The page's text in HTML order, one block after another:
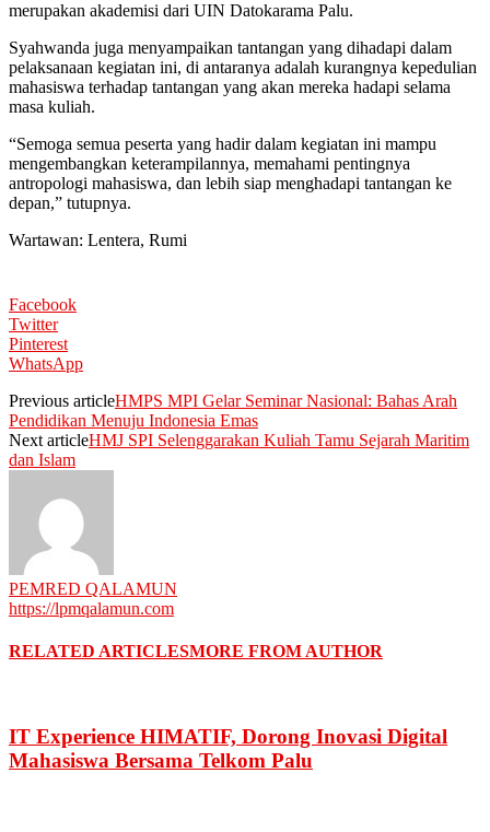
merupakan akademisi dari UIN Datokarama Palu.
Syahwanda juga menyampaikan tantangan yang dihadapi dalam
pelaksanaan kegiatan ini, di antaranya adalah kurangnya kepedulian
mahasiswa terhadap tantangan yang akan mereka hadapi selama
masa kuliah.
“Semoga semua peserta yang hadir dalam kegiatan ini mampu
mengembangkan keterampilannya, memahami pentingnya
antropologi mahasiswa, dan lebih siap menghadapi tantangan ke
depan,” tutupnya.
Wartawan: Lentera, Rumi
Facebook
Twitter
Pinterest
WhatsApp
Previous articleHMPS MPI Gelar Seminar Nasional: Bahas Arah
Pendidikan Menuju Indonesia Emas
Next articleHMJ SPI Selenggarakan Kuliah Tamu Sejarah Maritim
dan Islam
PEMRED QALAMUN
https://lpmqalamun.com
RELATED ARTICLESMORE FROM AUTHOR
IT Experience HIMATIF, Dorong Inovasi Digital
Mahasiswa Bersama Telkom Palu